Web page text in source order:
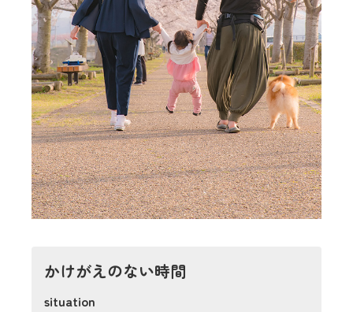
かけがえのない時間
situation